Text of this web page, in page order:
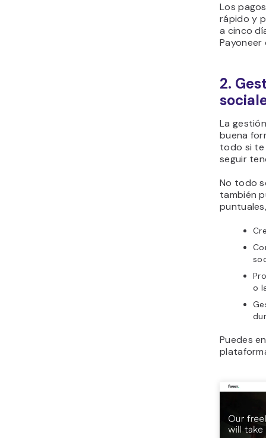
Los
rápido y
a cinco
2.
La
buena
todo si
seguir
No todo
también
o
Puedes